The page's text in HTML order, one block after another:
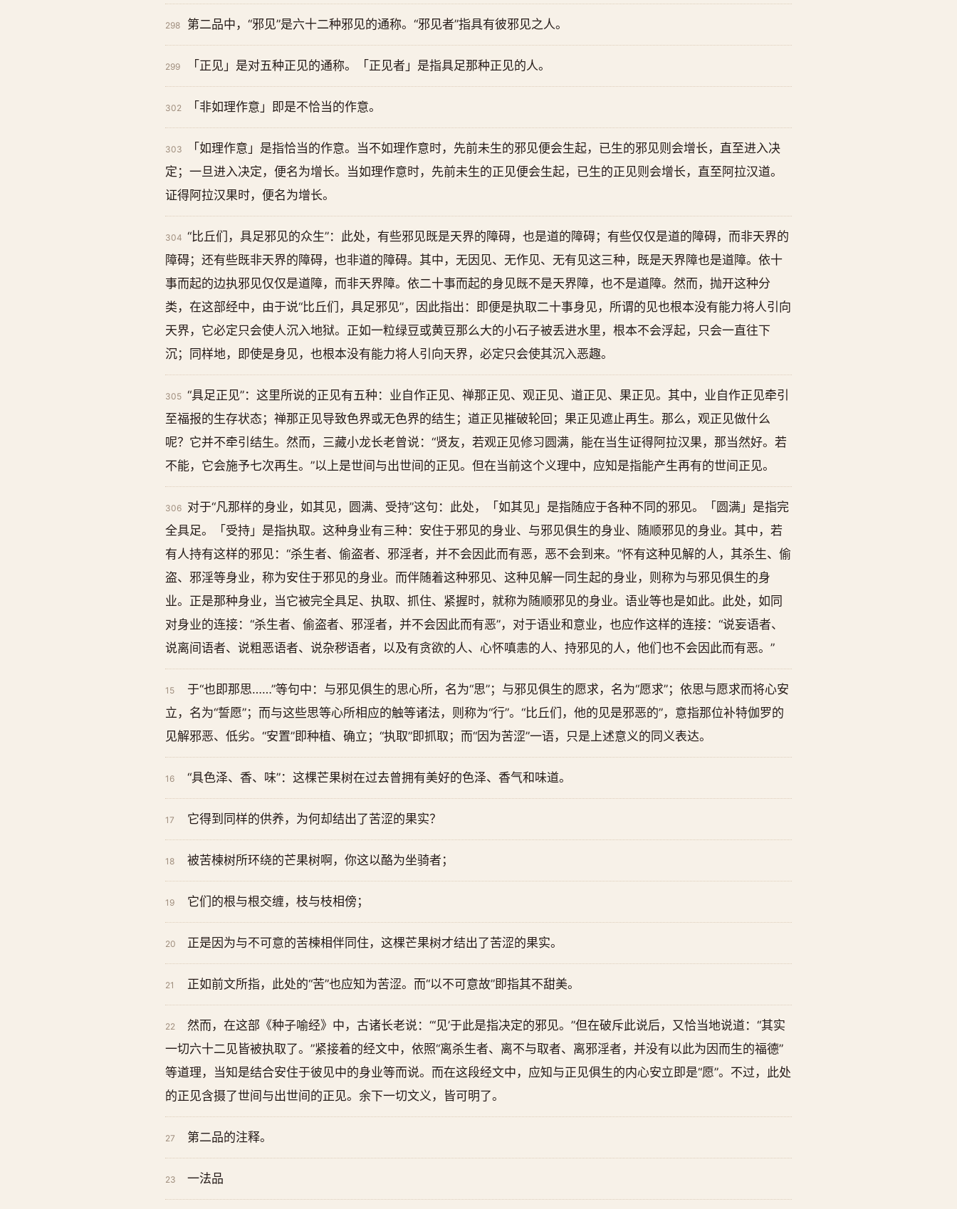
298 第二品中，“邪见”是六十二种邪见的通称。“邪见者”指具有彼邪见之人。
299 「正见」是对五种正见的通称。「正见者」是指具足那种正见的人。
302 「非如理作意」即是不恰当的作意。
303
「如理作意」是指恰当的作意。当不如理作意时，先前未生的邪见便会生起，已生的邪见则会增长，直至进入决
定；一旦进入决定，便名为增长。当如理作意时，先前未生的正见便会生起，已生的正见则会增长，直至阿拉汉道。
证得阿拉汉果时，便名为增长。
304 “比丘们，具足邪见的众生”：此处，有些邪见既是天界的障碍，也是道的障碍；有些仅仅是道的障碍，而非天界的
障碍；还有些既非天界的障碍，也非道的障碍。其中，无因见、无作见、无有见这三种，既是天界障也是道障。依十
事而起的边执邪见仅仅是道障，而非天界障。依二十事而起的身见既不是天界障，也不是道障。然而，抛开这种分
类，在这部经中，由于说“比丘们，具足邪见”，因此指出：即便是执取二十事身见，所谓的见也根本没有能力将人引向
天界，它必定只会使人沉入地狱。正如一粒绿豆或黄豆那么大的小石子被丢进水里，根本不会浮起，只会一直往下
沉；同样地，即使是身见，也根本没有能力将人引向天界，必定只会使其沉入恶趣。
305 “具足正见”：这里所说的正见有五种：业自作正见、禅那正见、观正见、道正见、果正见。其中，业自作正见牵引
至福报的生存状态；禅那正见导致色界或无色界的结生；道正见摧破轮回；果正见遮止再生。那么，观正见做什么
呢？它并不牵引结生。然而，三藏小龙长老曾说：“贤友，若观正见修习圆满，能在当生证得阿拉汉果，那当然好。若
不能，它会施予七次再生。”以上是世间与出世间的正见。但在当前这个义理中，应知是指能产生再有的世间正见。
306 对于“凡那样的身业，如其见，圆满、受持”这句：此处，「如其见」是指随应于各种不同的邪见。「圆满」是指完
全具足。「受持」是指执取。这种身业有三种：安住于邪见的身业、与邪见俱生的身业、随顺邪见的身业。其中，若
有人持有这样的邪见：“杀生者、偷盗者、邪淫者，并不会因此而有恶，恶不会到来。”怀有这种见解的人，其杀生、偷
盗、邪淫等身业，称为安住于邪见的身业。而伴随着这种邪见、这种见解一同生起的身业，则称为与邪见俱生的身
业。正是那种身业，当它被完全具足、执取、抓住、紧握时，就称为随顺邪见的身业。语业等也是如此。此处，如同
对身业的连接：“杀生者、偷盗者、邪淫者，并不会因此而有恶”，对于语业和意业，也应作这样的连接：“说妄语者、
说离间语者、说粗恶语者、说杂秽语者，以及有贪欲的人、心怀嗔恚的人、持邪见的人，他们也不会因此而有恶。”
15
于“也即那思……”等句中：与邪见俱生的思心所，名为“思”；与邪见俱生的愿求，名为“愿求”；依思与愿求而将心安
立，名为“誓愿”；而与这些思等心所相应的触等诸法，则称为“行”。“比丘们，他的见是邪恶的”，意指那位补特伽罗的
见解邪恶、低劣。“安置”即种植、确立；“执取”即抓取；而“因为苦涩”一语，只是上述意义的同义表达。
16 “具色泽、香、味”：这棵芒果树在过去曾拥有美好的色泽、香气和味道。
17 它得到同样的供养，为何却结出了苦涩的果实？
18 被苦楝树所环绕的芒果树啊，你这以酪为坐骑者；
19 它们的根与根交缠，枝与枝相傍；
20 正是因为与不可意的苦楝相伴同住，这棵芒果树才结出了苦涩的果实。
21 正如前文所指，此处的“苦”也应知为苦涩。而“以不可意故”即指其不甜美。
22
然而，在这部《种子喻经》中，古诸长老说：“‘见’于此是指决定的邪见。”但在破斥此说后，又恰当地说道：“其实
一切六十二见皆被执取了。”紧接着的经文中，依照“离杀生者、离不与取者、离邪淫者，并没有以此为因而生的福德”
等道理，当知是结合安住于彼见中的身业等而说。而在这段经文中，应知与正见俱生的内心安立即是“愿”。不过，此处
的正见含摄了世间与出世间的正见。余下一切文义，皆可明了。
27 第二品的注释。
23 一法品